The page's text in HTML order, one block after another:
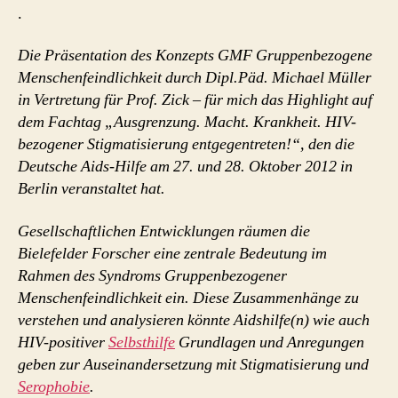
.
Die Präsentation des Konzepts GMF Gruppenbezogene
Menschenfeindlichkeit durch Dipl.Päd. Michael Müller
in Vertretung für Prof. Zick – für mich das Highlight auf
dem Fachtag „Ausgrenzung. Macht. Krankheit. HIV-
bezogener Stigmatisierung entgegentreten!“, den die
Deutsche Aids-Hilfe am 27. und 28. Oktober 2012 in
Berlin veranstaltet hat.
Gesellschaftlichen Entwicklungen räumen die
Bielefelder Forscher eine zentrale Bedeutung im
Rahmen des Syndroms Gruppenbezogener
Menschenfeindlichkeit ein. Diese Zusammenhänge zu
verstehen und analysieren könnte Aidshilfe(n) wie auch
HIV-positiverSelbsthilfe Grundlagen und Anregungen
geben zur Auseinandersetzung mit Stigmatisierung und
Serophobie.